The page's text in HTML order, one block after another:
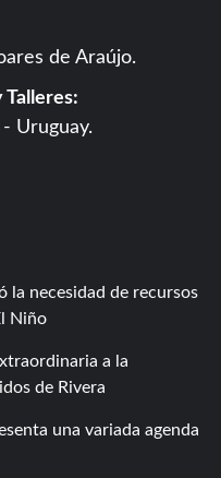
de Araújo.
Uruguay.
la necesidad de recursos
Niño
a la
de Rivera
una variada agenda